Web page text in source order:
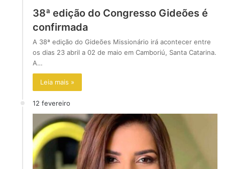
38ª edição do Congresso Gideões é
confirmada
A 38ª edição do Gideões Missionário irá acontecer entre
os dias 23 abril a 02 de maio em Camboriú, Santa Catarina.
A…
Leia mais »
12 fevereiro